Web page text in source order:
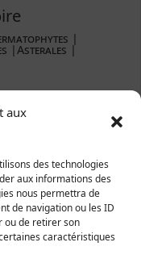
aux
des technologies
aux informations des
nous permettra de
de navigation ou les ID
ou de retirer son
caractéristiques
|
|Asterales |
rare ou absent
Corse).